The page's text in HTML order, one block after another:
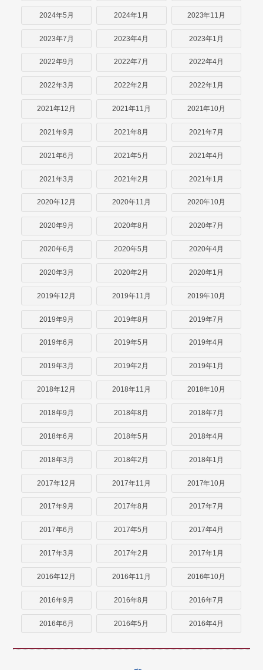
2024年5月 2024年1月 2023年11月
2023年7月 2023年4月 2023年1月
2022年9月 2022年7月 2022年4月
2022年3月 2022年2月 2022年1月
2021年12月 2021年11月 2021年10月
2021年9月 2021年8月 2021年7月
2021年6月 2021年5月 2021年4月
2021年3月 2021年2月 2021年1月
2020年12月 2020年11月 2020年10月
2020年9月 2020年8月 2020年7月
2020年6月 2020年5月 2020年4月
2020年3月 2020年2月 2020年1月
2019年12月 2019年11月 2019年10月
2019年9月 2019年8月 2019年7月
2019年6月 2019年5月 2019年4月
2019年3月 2019年2月 2019年1月
2018年12月 2018年11月 2018年10月
2018年9月 2018年8月 2018年7月
2018年6月 2018年5月 2018年4月
2018年3月 2018年2月 2018年1月
2017年12月 2017年11月 2017年10月
2017年9月 2017年8月 2017年7月
2017年6月 2017年5月 2017年4月
2017年3月 2017年2月 2017年1月
2016年12月 2016年11月 2016年10月
2016年9月 2016年8月 2016年7月
2016年6月 2016年5月 2016年4月